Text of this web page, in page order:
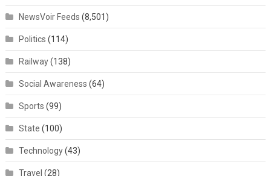
NewsVoir Feeds (8,501)
Politics (114)
Railway(138)
Social Awareness (64)
Sports (99)
State (100)
Technology(43)
Travel (28)